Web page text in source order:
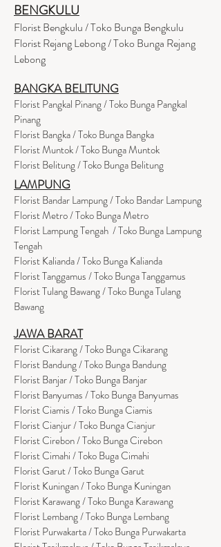
BENGKULU
Florist Bengkulu / Toko Bunga Bengkulu
Florist Rejang Lebong / Toko Bunga Rejang
Lebong
BANGKA BELITUNG
Florist Pangkal Pinang / Toko Bunga Pangkal
Pinang
Florist Bangka / Toko Bunga Bangka
Florist Muntok / Toko Bunga Muntok
Florist Belitung / Toko Bunga Belitung
LAMPUNG
Florist Bandar Lampung / Toko Bandar Lampung
Florist Metro / Toko Bunga Metro
Florist Lampung Tengah / Toko Bunga Lampung
Tengah
Florist Kalianda / Toko Bunga Kalianda
Florist Tanggamus / Toko Bunga Tanggamus
Florist Tulang Bawang / Toko Bunga Tulang
Bawang
JAWA BARAT
Florist Cikarang/ Toko Bunga Cikarang
Florist Bandung / Toko Bunga Bandung
Florist Banjar / Toko Bunga Banjar
Florist Banyumas / Toko Bunga Banyumas
Florist Ciamis / Toko Bunga Ciamis
Florist Cianjur / Toko Bunga Cianjur
Florist Cirebon / Toko Bunga Cirebon
Florist Cimahi / Toko Buga Cimahi
Florist Garut / Toko Bunga Garut
Florist Kuningan / Toko Bunga Kuningan
Florist Karawang / Toko Bunga Karawang
Florist Lembang / Toko Bunga Lembang
Florist Purwakarta / Toko Bunga Purwakarta